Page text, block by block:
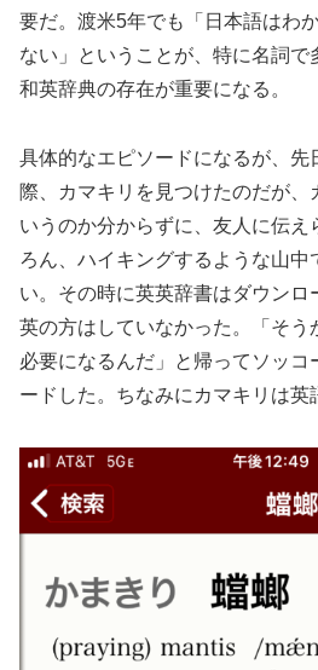
要だ。渡米5年でも「日本語はわ
ない」ということが、特に名詞で
和英辞典の存在が重要になる。
具体的なエピソードになるが、先
際、カマキリを見つけたのだが、
いうのか分からずに、友人に伝え
ろん、ハイキングするような山中
い。その時に英英辞書はダウンロ
英の方はしていなかった。「そう
必要になるんだ」と帰ってソッコ
ードした。ちなみにカマキリは英